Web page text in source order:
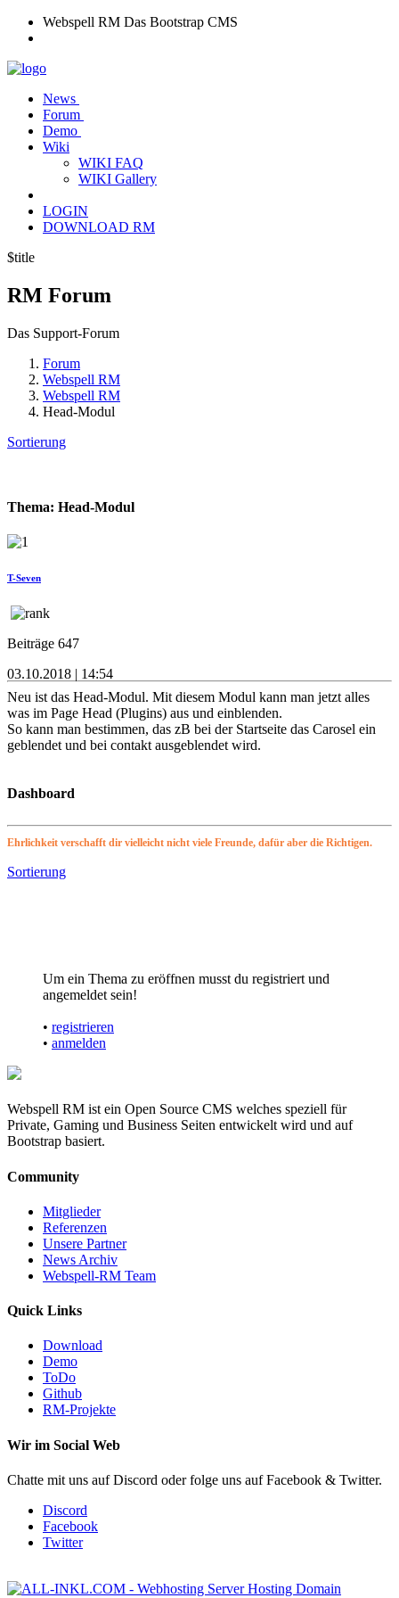
Webspell RM Das Bootstrap CMS
News
Forum
Demo
Wiki
WIKI FAQ
WIKI Gallery
LOGIN
DOWNLOAD RM
$title
RM Forum
Das Support-Forum
Forum
Webspell RM
Webspell RM
Head-Modul
Sortierung
Thema: Head-Modul
T-Seven
Beiträge 647
03.10.2018 | 14:54
Neu ist das Head-Modul. Mit diesem Modul kann man jetzt alles
was im Page Head (Plugins) aus und einblenden.
So kann man bestimmen, das zB bei der Startseite das Carosel ein
geblendet und bei contakt ausgeblendet wird.
Dashboard
Ehrlichkeit verschafft dir vielleicht nicht viele Freunde, dafür aber die Richtigen.
Sortierung
Um ein Thema zu eröffnen musst du registriert und
angemeldet sein!
• registrieren
• anmelden
Webspell RM ist ein Open Source CMS welches speziell für
Private, Gaming und Business Seiten entwickelt wird und auf
Bootstrap basiert.
Community
Mitglieder
Referenzen
Unsere Partner
News Archiv
Webspell-RM Team
Quick Links
Download
Demo
ToDo
Github
RM-Projekte
Wir im Social Web
Chatte mit uns auf Discord oder folge uns auf Facebook & Twitter.
Discord
Facebook
Twitter